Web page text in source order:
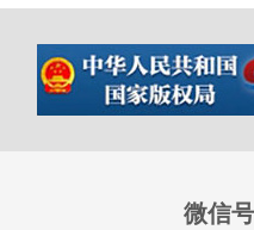
微信号